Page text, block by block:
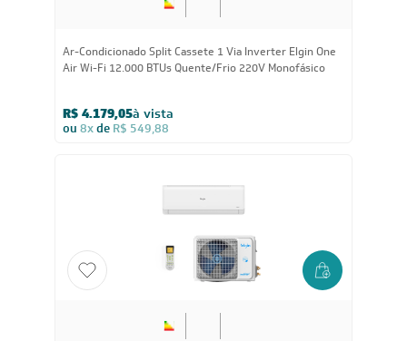
Ar-Condicionado Split Cassete 1 Via Inverter Elgin One
Air Wi-Fi 12.000 BTUs Quente/Frio 220V Monofásico
R$ 4.179,05à vista
ou 8xde R$ 549,88